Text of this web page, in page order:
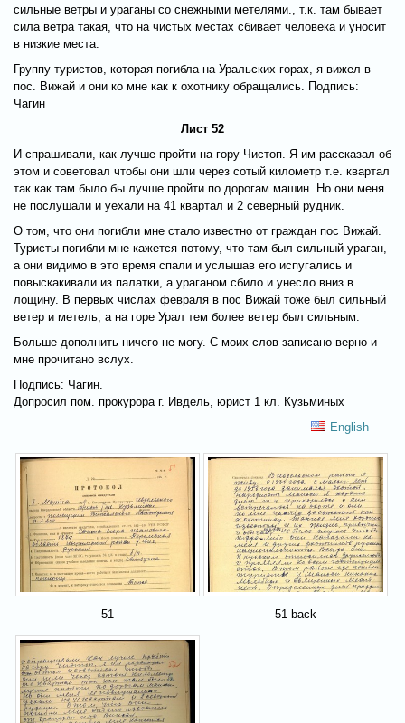
сильные ветры и ураганы со снежными метелями., т.к. там бывает
сила ветра такая, что на чистых местах сбивает человека и уносит
в низкие места.
Группу туристов, которая погибла на Уральских горах, я вижел в
пос. Вижай и они ко мне как к охотнику обращались. Подпись:
Чагин
Лист 52
И спрашивали, как лучше пройти на гору Чистоп. Я им рассказал об
этом и советовал чтобы они шли через сотый километр т.е. квартал
так как там было бы лучше пройти по дорогам машин. Но они меня
не послушали и уехали на 41 квартал и 2 северный рудник.
О том, что они погибли мне стало известно от граждан пос Вижай.
Туристы погибли мне кажется потому, что там был сильный ураган,
а они видимо в это время спали и услышав его испугались и
повыскакивали из палатки, а ураганом сбило и унесло вниз в
лощину. В первых числах февраля в пос Вижай тоже был сильный
ветер и метель, а на горе Урал тем более ветер был сильным.
Больше дополнить ничего не могу. С моих слов записано верно и
мне прочитано вслух.
Подпись: Чагин.
Допросил пом. прокурора г. Ивдель, юрист 1 кл. Кузьминых
English
51 51 back